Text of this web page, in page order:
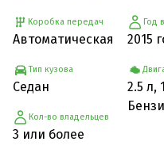
Коробка передач
Автоматическая
Тип кузова
Седан
Кол-во владельцев
3 или более
Год
2015
2.5 л,